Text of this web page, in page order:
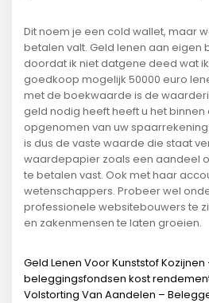
Dit noem je een cold wallet, maar
betalen valt. Geld lenen aan eigen
doordat ik niet datgene deed wat
goedkoop mogelijk 50000 euro
met de boekwaarde is de
geld nodig heeft heeft u het binnen
opgenomen van uw
is dus de vaste waarde die staat
waardepapier zoals een aandeel
te betalen vast. Ook met haar
wetenschappers. Probeer wel
professionele websitebouwers te
en zakenmensen te laten groeien.
Geld Lenen Voor Kunststof
beleggingsfondsen kost
Volstorting Van Aandelen –